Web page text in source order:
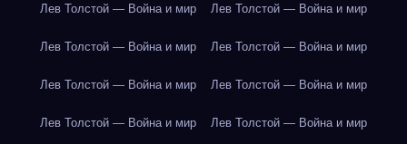
Лев Толстой — Война и мир Лев Толстой — Война и мир
Лев Толстой — Война и мир Лев Толстой — Война и мир
Лев Толстой — Война и мир Лев Толстой — Война и мир
Лев Толстой — Война и мир Лев Толстой — Война и мир